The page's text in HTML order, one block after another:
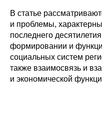
В статье
и проблемы,
последнего
формировании и
социальных систем
также взаимосвязь и
и экономической